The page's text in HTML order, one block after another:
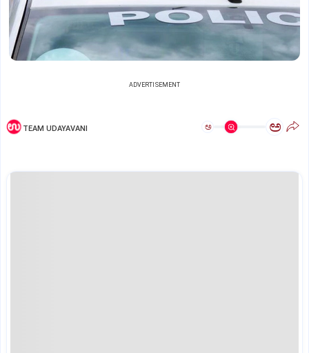
ADVERTISEMENT
TEAM UDAYAVANI ಅ ಅ